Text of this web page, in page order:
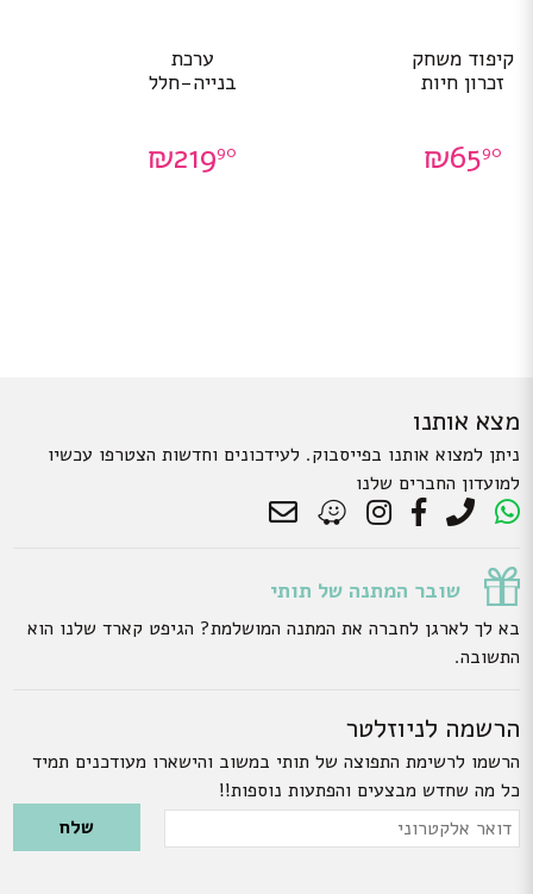
קיפוד משחק
זכרון חיות
₪6590
ערכת
בנייה-חלל
₪21990
מצא אותנו
ניתן למצוא אותנו בפייסבוק. לעידכונים וחדשות הצטרפו עכשיו
למועדון החברים שלנו
שובר המתנה של תותי
בא לך לארגן לחברה את המתנה המושלמת? הגיפט קארד שלנו הוא
התשובה.
הרשמה לניוזלטר
הרשמו לרשימת התפוצה של תותי במשוב והישארו מעודכנים תמיד
כל מה שחדש מבצעים והפתעות נוספות!!
Please leave this field empty.
דואר